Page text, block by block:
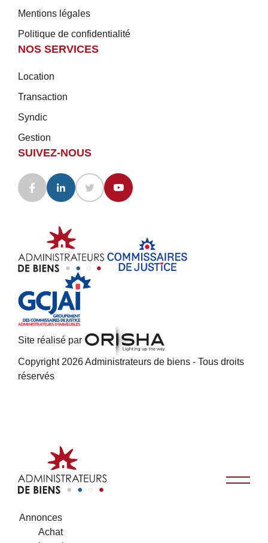
Mentions légales
Politique de confidentialité
NOS SERVICES
Location
Transaction
Syndic
Gestion
SUIVEZ-NOUS
Site réalisé par
Copyright 2026 Administrateurs de biens - Tous droits
réservés
Annonces
Achat